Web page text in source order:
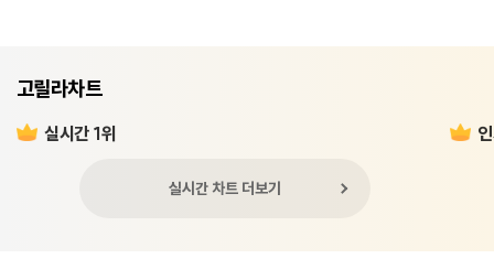
고릴라차트
실시간 1위
실시간 차트 더보기